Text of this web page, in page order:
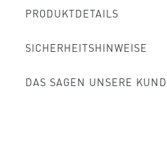
PRODUKTDETAILS
SICHERHEITSHINWEISE
DAS SAGEN UNSERE